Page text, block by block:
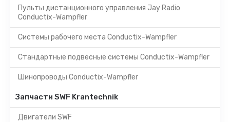
Пульты дистанционного управления Jay Radio
Conductix-Wampfler
Системы рабочего места Conductix-Wampfler
Стандартные подвесные системы Conductix-Wampfler
Шинопроводы Conductix-Wampfler
Запчасти SWF Krantechnik
Двигатели SWF